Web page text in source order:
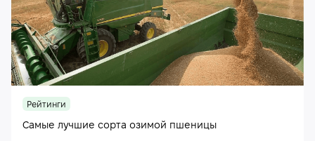
Рейтинги
Самые лучшие сорта озимой пшеницы